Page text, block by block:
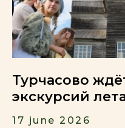
Турчасово
экскурсий
17 june 2026